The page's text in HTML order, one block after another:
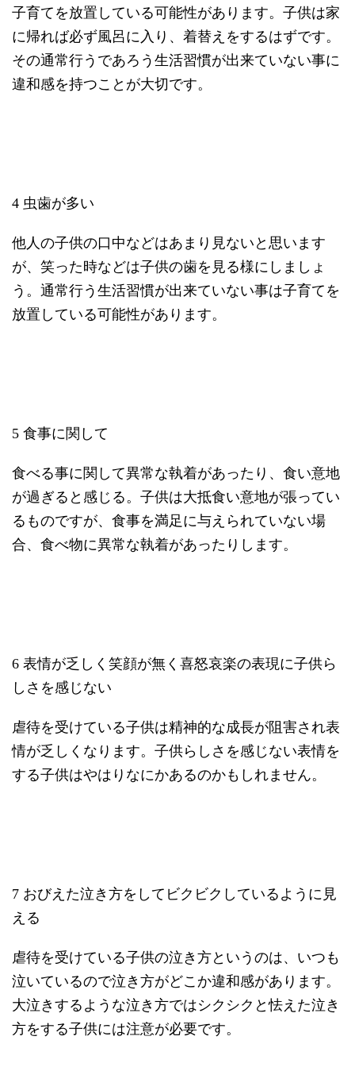
子育てを放置している可能性があります。子供は家
に帰れば必ず風呂に入り、着替えをするはずです。
その通常行うであろう生活習慣が出来ていない事に
違和感を持つことが大切です。
4 虫歯が多い
他人の子供の口中などはあまり見ないと思います
が、笑った時などは子供の歯を見る様にしましょ
う。通常行う生活習慣が出来ていない事は子育てを
放置している可能性があります。
5 食事に関して
食べる事に関して異常な執着があったり、食い意地
が過ぎると感じる。子供は大抵食い意地が張ってい
るものですが、食事を満足に与えられていない場
合、食べ物に異常な執着があったりします。
6 表情が乏しく笑顔が無く喜怒哀楽の表現に子供ら
しさを感じない
虐待を受けている子供は精神的な成長が阻害され表
情が乏しくなります。子供らしさを感じない表情を
する子供はやはりなにかあるのかもしれません。
7 おびえた泣き方をしてビクビクしているように見
える
虐待を受けている子供の泣き方というのは、いつも
泣いているので泣き方がどこか違和感があります。
大泣きするような泣き方ではシクシクと怯えた泣き
方をする子供には注意が必要です。